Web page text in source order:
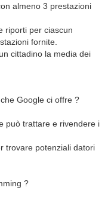
almeno 3 prestazioni
riporti per ciascun
fornite.
cittadino la media dei
Google ci offre ?
può trattare e rivendere i
trovare potenziali datori
?